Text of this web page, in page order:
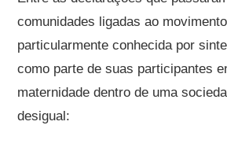
comunidades ligadas ao
particularmente conhecida por
como parte de suas participantes
maternidade dentro de uma
desigual: